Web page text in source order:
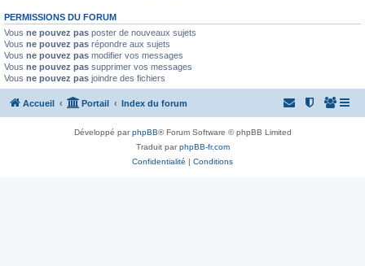
PERMISSIONS DU FORUM
Vous ne pouvez pas poster de nouveaux sujets
Vous ne pouvez pas répondre aux sujets
Vous ne pouvez pas modifier vos messages
Vous ne pouvez pas supprimer vos messages
Vous ne pouvez pas joindre des fichiers
Accueil Portail Index du forum
Développé parphpBB® Forum Software © phpBB Limited
Traduit parphpBB-fr.com
Confidentialité | Conditions